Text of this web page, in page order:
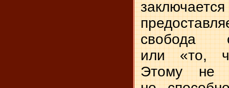
свобода
или «то,
Этому не